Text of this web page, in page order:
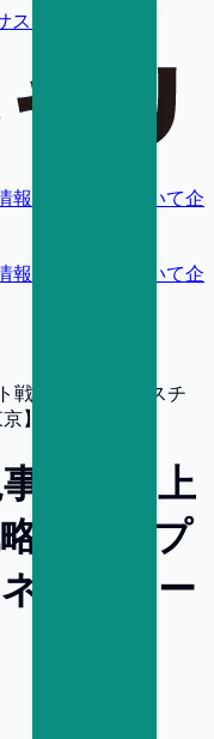
キャリ
報 転職支援について企
報 転職支援について企
戦略（再生プラスチ
】
業立ち上
（再生プ
ージャー